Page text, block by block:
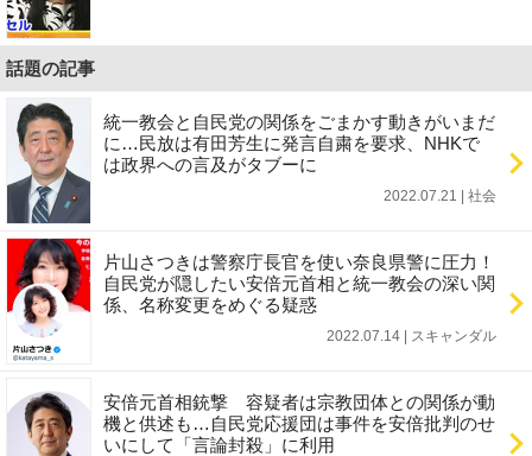
話題の記事
統一教会と自民党の関係をごまかす動きがいまだ
に…民放は有田芳生に発言自粛を要求、NHKで
は政界への言及がタブーに
2022.07.21 | 社会
片山さつきは警察庁長官を使い奈良県警に圧力！
自民党が隠したい安倍元首相と統一教会の深い関
係、名称変更をめぐる疑惑
2022.07.14 | スキャンダル
安倍元首相銃撃 容疑者は宗教団体との関係が動
機と供述も…自民党応援団は事件を安倍批判のせ
いにして「言論封殺」に利用